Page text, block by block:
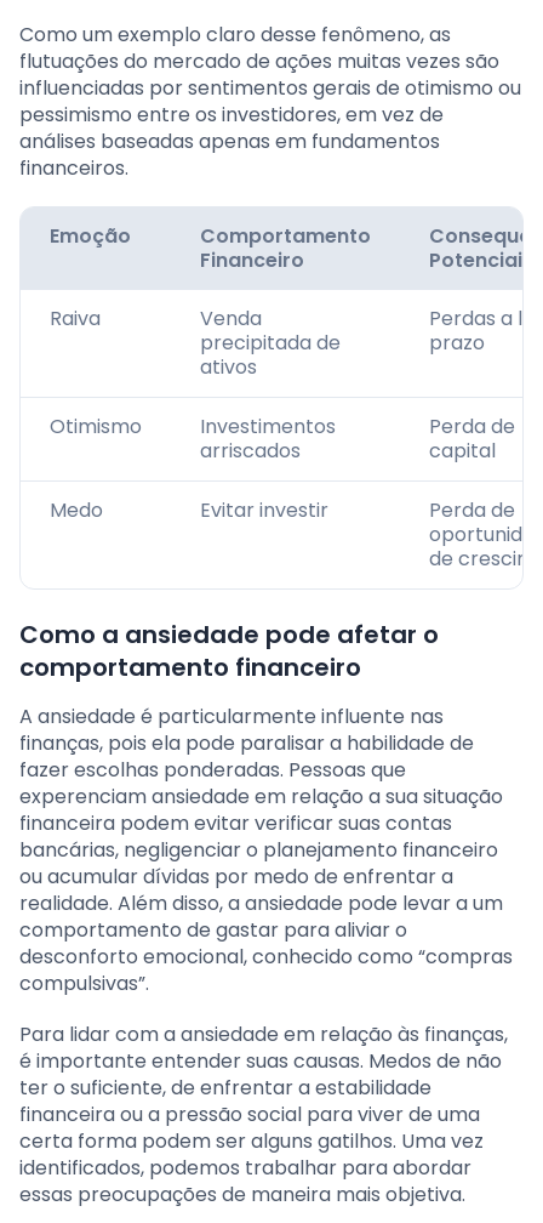
Como um exemplo claro desse fenômeno, as
flutuações do mercado de ações muitas vezes são
influenciadas por sentimentos gerais de otimismo ou
pessimismo entre os investidores, em vez de
análises baseadas apenas em fundamentos
financeiros.
Emoção
Comportamento
Financeiro
Potenciais
Raiva
Venda
precipitada de
ativos
Perdas a
prazo
Otimismo
Investimentos
arriscados
Perda de
capital
Medo Evitar investir
Perda de
de
Como a ansiedade pode afetar o
comportamento financeiro
A ansiedade é particularmente influente nas
finanças, pois ela pode paralisar a habilidade de
fazer escolhas ponderadas. Pessoas que
experenciam ansiedade em relação a sua situação
financeira podem evitar verificar suas contas
bancárias, negligenciar o planejamento financeiro
ou acumular dívidas por medo de enfrentar a
realidade. Além disso, a ansiedade pode levar a um
comportamento de gastar para aliviar o
desconforto emocional, conhecido como “compras
compulsivas”.
Para lidar com a ansiedade em relação às finanças,
é importante entender suas causas. Medos de não
ter o suficiente, de enfrentar a estabilidade
financeira ou a pressão social para viver de uma
certa forma podem ser alguns gatilhos. Uma vez
identificados, podemos trabalhar para abordar
essas preocupações de maneira mais objetiva.